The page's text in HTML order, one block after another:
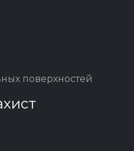
поверхностей